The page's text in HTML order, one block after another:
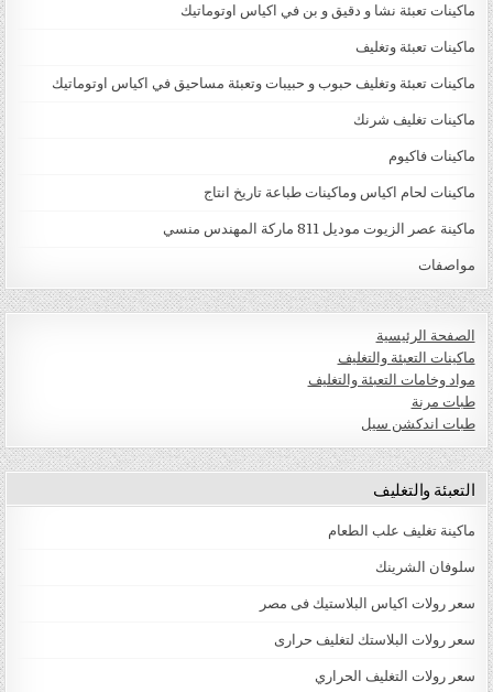
ماكينات تعبئة نشا و دقيق و بن في اكياس اوتوماتيك
ماكينات تعبئة وتغليف
ماكينات تعبئة وتغليف حبوب و حبيبات وتعبئة مساحيق في اكياس اوتوماتيك
ماكينات تغليف شرنك
ماكينات فاكيوم
ماكينات لحام اكياس وماكينات طباعة تاريخ انتاج
ماكينة عصر الزيوت موديل 811 ماركة المهندس منسي
مواصفات
الصفحة الرئيسية
ماكينات التعبئة والتغليف
مواد وخامات التعبئة والتغليف
طبات مرنة
طبات اندكشن سيل
التعبئة والتغليف
ماكينة تغليف علب الطعام
سلوفان الشرينك
سعر رولات اكياس البلاستيك فى مصر
سعر رولات البلاستك لتغليف حرارى
سعر رولات التغليف الحراري